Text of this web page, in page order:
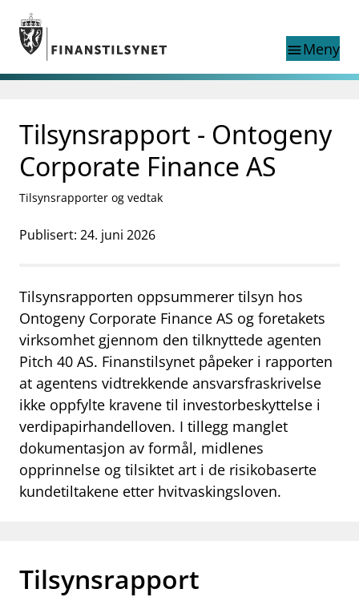
Gå til hovedinnhold
Gå til søkesiden
menuMeny
nettstedet
language
English
exist in English
English home page
Tilsyn
Aktuelt
Finanstilsynets registre
businessOm Finanstilsynet
mail_outlineKontakt oss
work_outlineJobb hos oss
dashboard Informasjon for investorer
notifications_noneAbonner på nyhetsvarsel
Tilsynsrapport - Ontogeny
Corporate Finance AS
Tilsynsrapporter og vedtak
Publisert: 24. juni 2026
Tilsynsrapporten oppsummerer tilsyn hos
Ontogeny Corporate Finance AS og foretakets
virksomhet gjennom den tilknyttede agenten
Pitch 40 AS. Finanstilsynet påpeker i rapporten
at agentens vidtrekkende ansvarsfraskrivelse
ikke oppfylte kravene til investorbeskyttelse i
verdipapirhandelloven. I tillegg manglet
dokumentasjon av formål, midlenes
opprinnelse og tilsiktet art i de risikobaserte
kundetiltakene etter hvitvaskingsloven.
Tilsynsrapport